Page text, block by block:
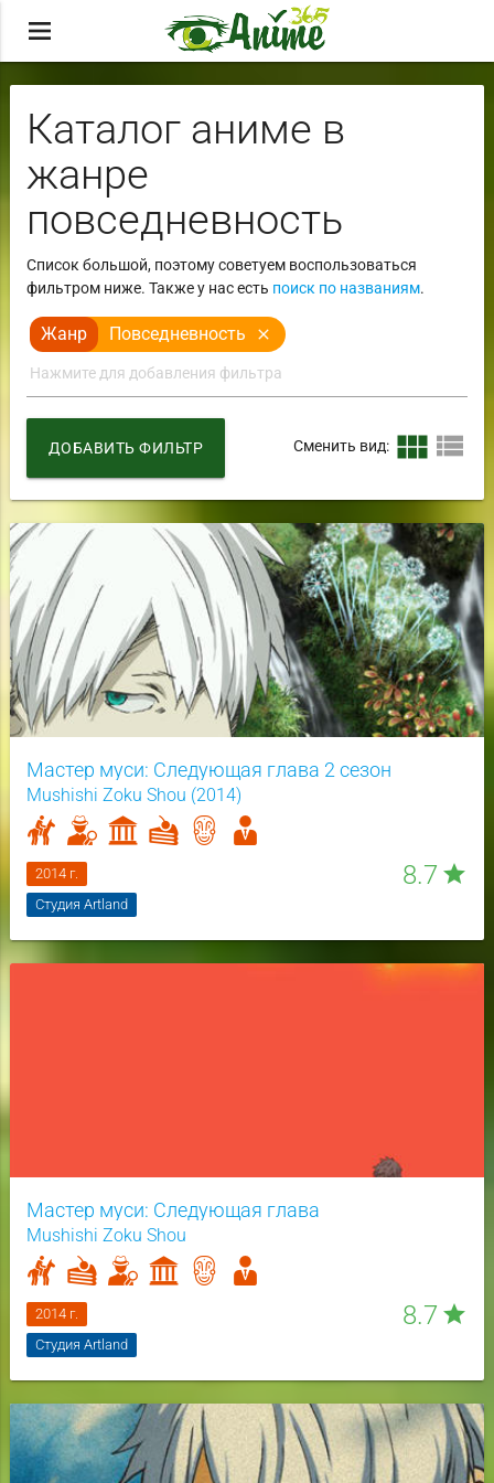
menu
Каталог аниме в
жанре
повседневность
Список большой, поэтому советуем воспользоваться
фильтром ниже. Также у нас есть поиск по названиям.
Жанр Повседневность close
Сменить вид: view_module view_list
ДОБАВИТЬ ФИЛЬТР
Мастер муси: Следующая глава 2 сезон
Mushishi Zoku Shou (2014)
8.7 star
2014 г.
Студия Artland
Мастер муси: Следующая глава
Mushishi Zoku Shou
8.7 star
2014 г.
Студия Artland